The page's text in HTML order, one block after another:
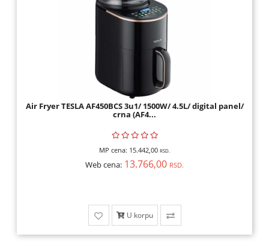
Air Fryer TESLA AF450BCS 3u1/ 1500W/ 4.5L/ digital panel/
crna (AF4...
MP cena: 15.442,00 RSD.
Web cena: 13.766,00 RSD.
U korpu